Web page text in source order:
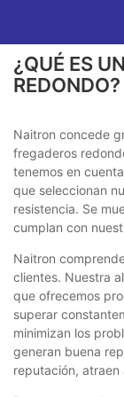
¿QUÉ ES
REDONDO?
Naitron concede
fregaderos
tenemos en
que seleccionan
resistencia. Se
cumplan con
Naitron
clientes. Nuestra
que ofrecemos
superar
minimizan los
generan buena
reputación, atraen